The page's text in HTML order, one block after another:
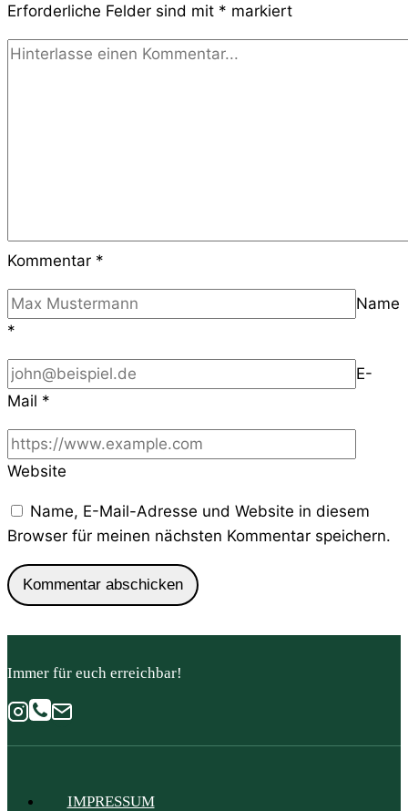
Erforderliche Felder sind mit * markiert
Kommentar *
Name
*
E-
Mail *
Website
Name, E-Mail-Adresse und Website in diesem
Browser für meinen nächsten Kommentar speichern.
Immer für euch erreichbar!
IMPRESSUM